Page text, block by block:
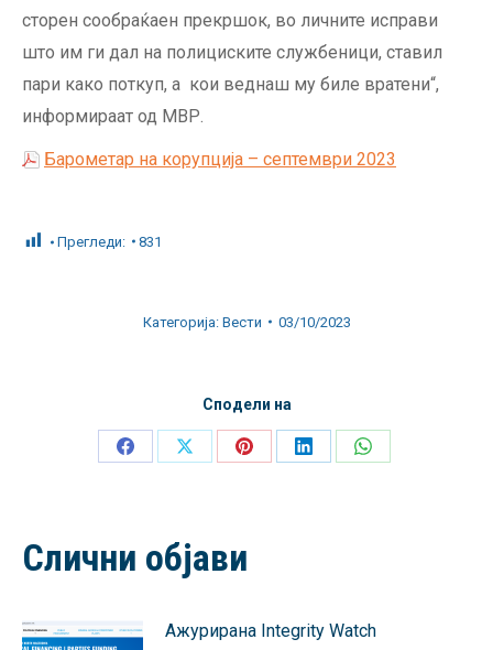
сторен сообраќаен прекршок, во личните исправи
што им ги дал на полициските службеници, ставил
пари како поткуп, а кои веднаш му биле вратени“,
информираат од МВР.
Барометар на корупција – септември 2023
Прегледи: 831
Категорија: Вести 03/10/2023
Сподели на
Share
Share
Share
Share
Share
Слични објави
Ажурирана Integrity Watch